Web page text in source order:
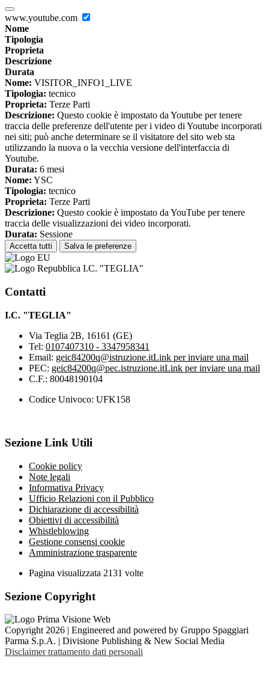
www.youtube.com
Nome
Tipologia
Proprieta
Descrizione
Durata
Nome: VISITOR_INFO1_LIVE
Tipologia: tecnico
Proprieta: Terze Parti
Descrizione: Questo cookie è impostato da Youtube per tenere
traccia delle preferenze dell'utente per i video di Youtube incorporati
nei siti; può anche determinare se il visitatore del sito web sta
utilizzando la nuova o la vecchia versione dell'interfaccia di
Youtube.
Durata: 6 mesi
Nome: YSC
Tipologia: tecnico
Proprieta: Terze Parti
Descrizione: Questo cookie è impostato da YouTube per tenere
traccia delle visualizzazioni dei video incorporati.
Durata: Sessione
Accetta tutti Salva le preferenze
I.C. "TEGLIA"
Contatti
I.C. "TEGLIA"
Via Teglia 2B, 16161 (GE)
Tel: 0107407310 - 3347958341
Email: geic84200q@istruzione.itLink per inviare una mail
PEC: geic84200q@pec.istruzione.itLink per inviare una mail
C.F.: 80048190104
Codice Univoco: UFK158
Sezione Link Utili
Cookie policy
Note legali
Informativa Privacy
Ufficio Relazioni con il Pubblico
Dichiarazione di accessibilità
Obiettivi di accessibilità
Whistleblowing
Gestione consensi cookie
Amministrazione trasparente
Pagina visualizzata 2131 volte
Sezione Copyright
Copyright 2026 | Engineered and powered by Gruppo Spaggiari
Parma S.p.A. | Divisione Publishing & New Social Media
Disclaimer trattamento dati personali